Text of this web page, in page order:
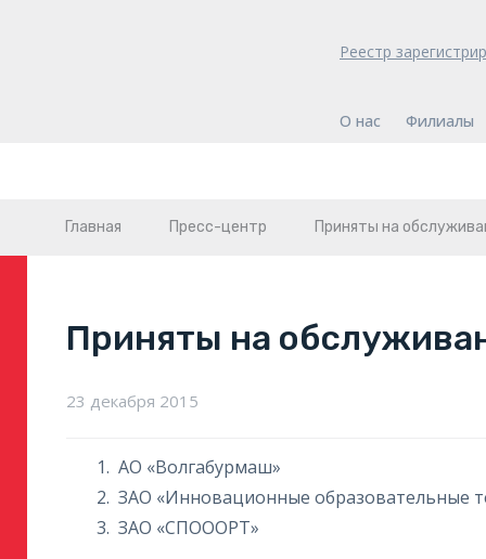
Реестр
О нас Филиалы
Главная Пресс-центр Приняты на
Приняты на
23 декабря 2015
АО «Волгабурмаш»
ЗАО «Инновационные образовательные
ЗАО «СПОООРТ»